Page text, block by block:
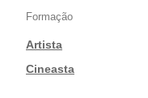
Formação
Artista
|Cineasta